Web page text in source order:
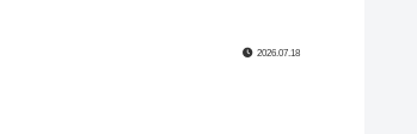
2026.07.18